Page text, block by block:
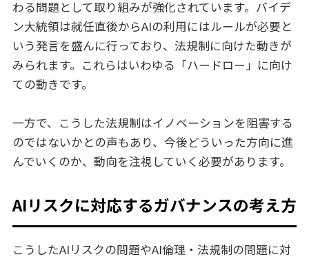
わる問題として取り組みが強化されています。バイデ
ン大統領は就任直後からAIの利用にはルールが必要と
いう発言を盛んに行っており、法規制に向けた動きが
みられます。これらはいわゆる「ハードロー」に向け
ての動きです。
一方で、こうした法規制はイノベーションを阻害する
のではないかとの声もあり、今後どういった方向に進
んでいくのか、動向を注視していく必要があります。
AIリスクに対応するガバナンスの考え方
こうしたAIリスクの問題やAI倫理・法規制の問題に対